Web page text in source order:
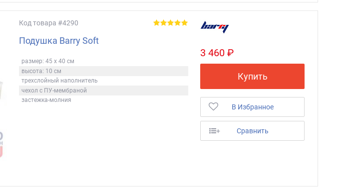
Код товара #4290
Подушка Barry Soft
размер: 45 х 40 см
высота: 10 см
трехслойный наполнитель
чехол с ПУ-мембраной
застежка-молния
3 460 ₽
Купить
В Избранное
+ Сравнить